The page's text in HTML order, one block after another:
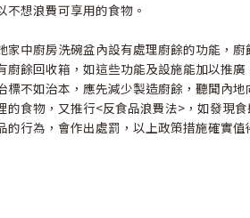
想浪費可享用的食物。
家中廚房洗碗盆內設有處理廚餘的功能，廚
廚餘回收箱，如這些功能及設施能加以推
標不如治本，應先減少製造廚餘，聽聞內地
的食物，又推行<反食品浪費法>，如發現
的行為，會作出處罰，以上政策措施確實值